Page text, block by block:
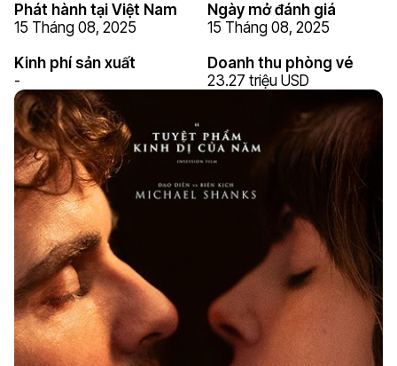
Phát hành tại Việt Nam
15 Tháng 08, 2025
Ngày mở đánh giá
15 Tháng 08, 2025
Kinh phí sản xuất
-
Doanh thu phòng vé
23.27 triệu USD